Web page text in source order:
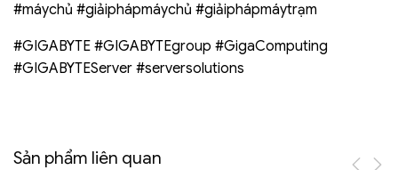
#máychủ #giảiphápmáychủ #giảiphápmáytrạm
#GIGABYTE #GIGABYTEgroup #GigaComputing
#GIGABYTEServer #serversolutions
Sản phẩm liên quan